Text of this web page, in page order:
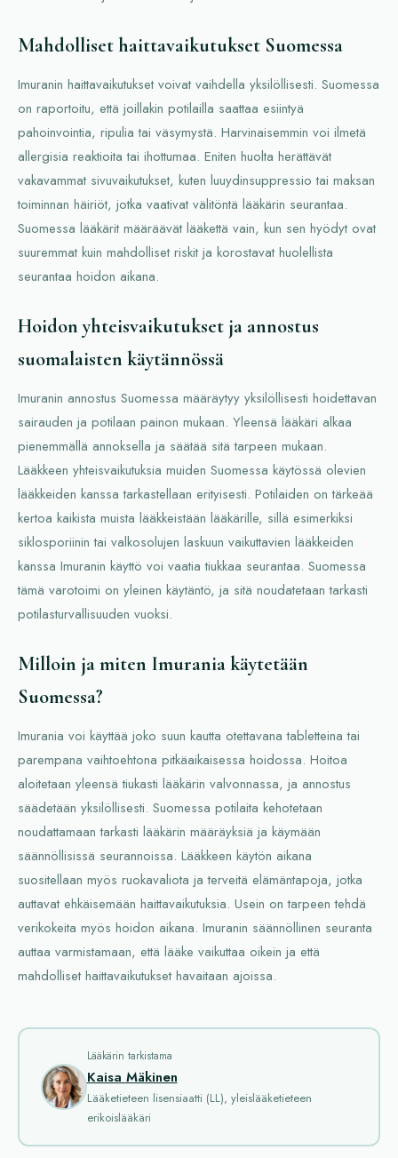
Mahdolliset haittavaikutukset Suomessa
Imuranin haittavaikutukset voivat vaihdella yksilöllisesti. Suomessa
on raportoitu, että joillakin potilailla saattaa esiintyä
pahoinvointia, ripulia tai väsymystä. Harvinaisemmin voi ilmetä
allergisia reaktioita tai ihottumaa. Eniten huolta herättävät
vakavammat sivuvaikutukset, kuten luuydinsuppressio tai maksan
toiminnan häiriöt, jotka vaativat välitöntä lääkärin seurantaa.
Suomessa lääkärit määräävät lääkettä vain, kun sen hyödyt ovat
suuremmat kuin mahdolliset riskit ja korostavat huolellista
seurantaa hoidon aikana.
Hoidon yhteisvaikutukset ja annostus
suomalaisten käytännössä
Imuranin annostus Suomessa määräytyy yksilöllisesti hoidettavan
sairauden ja potilaan painon mukaan. Yleensä lääkäri alkaa
pienemmällä annoksella ja säätää sitä tarpeen mukaan.
Lääkkeen yhteisvaikutuksia muiden Suomessa käytössä olevien
lääkkeiden kanssa tarkastellaan erityisesti. Potilaiden on tärkeää
kertoa kaikista muista lääkkeistään lääkärille, sillä esimerkiksi
siklosporiinin tai valkosolujen laskuun vaikuttavien lääkkeiden
kanssa Imuranin käyttö voi vaatia tiukkaa seurantaa. Suomessa
tämä varotoimi on yleinen käytäntö, ja sitä noudatetaan tarkasti
potilasturvallisuuden vuoksi.
Milloin ja miten Imurania käytetään
Suomessa?
Imurania voi käyttää joko suun kautta otettavana tabletteina tai
parempana vaihtoehtona pitkäaikaisessa hoidossa. Hoitoa
aloitetaan yleensä tiukasti lääkärin valvonnassa, ja annostus
säädetään yksilöllisesti. Suomessa potilaita kehotetaan
noudattamaan tarkasti lääkärin määräyksiä ja käymään
säännöllisissä seurannoissa. Lääkkeen käytön aikana
suositellaan myös ruokavaliota ja terveitä elämäntapoja, jotka
auttavat ehkäisemään haittavaikutuksia. Usein on tarpeen tehdä
verikokeita myös hoidon aikana. Imuranin säännöllinen seuranta
auttaa varmistamaan, että lääke vaikuttaa oikein ja että
mahdolliset haittavaikutukset havaitaan ajoissa.
Lääkärin tarkistama
Kaisa Mäkinen
Lääketieteen lisensiaatti (LL), yleislääketieteen
erikoislääkäri